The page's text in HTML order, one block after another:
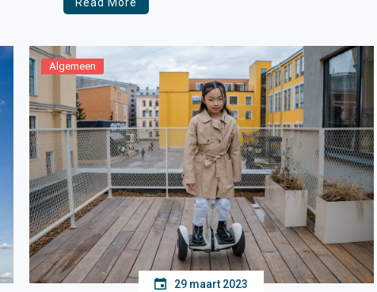
Dorpsstraat 155 in Obdam zal geven! Dit
Schilderwerken De Boer Zaal […]
Algemeen
29 maart 2023